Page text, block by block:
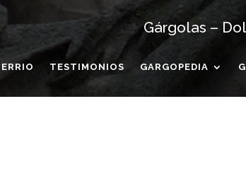
Gárgolas –
TESTIMONIOS GARGOPEDIA